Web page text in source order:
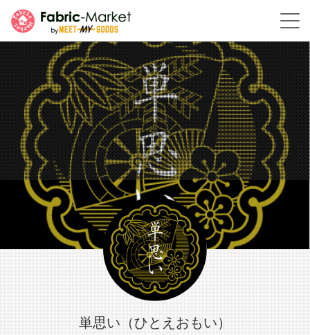
単思い（ひとえおもい）